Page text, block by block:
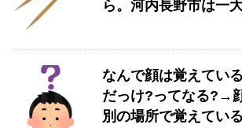
ら。河内長野市は一
なんで顔は覚えてい
だっけ?ってなる?→
別の場所で覚えてい